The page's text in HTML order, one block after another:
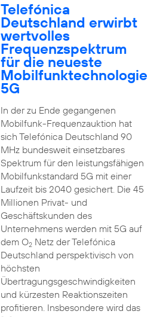
Telefónica
Deutschland erwirbt
wertvolles
Frequenzspektrum
für die neueste
Mobilfunktechnologie
5G
In der zu Ende gegangenen
Mobilfunk-Frequenzauktion hat
sich Telefónica Deutschland 90
MHz bundesweit einsetzbares
Spektrum für den leistungsfähigen
Mobilfunkstandard 5G mit einer
Laufzeit bis 2040 gesichert. Die 45
Millionen Privat- und
Geschäftskunden des
Unternehmens werden mit 5G auf
dem O2Netz der Telefónica
Deutschland perspektivisch von
höchsten
Übertragungsgeschwindigkeiten
und kürzesten Reaktionszeiten
profitieren. Insbesondere wird das